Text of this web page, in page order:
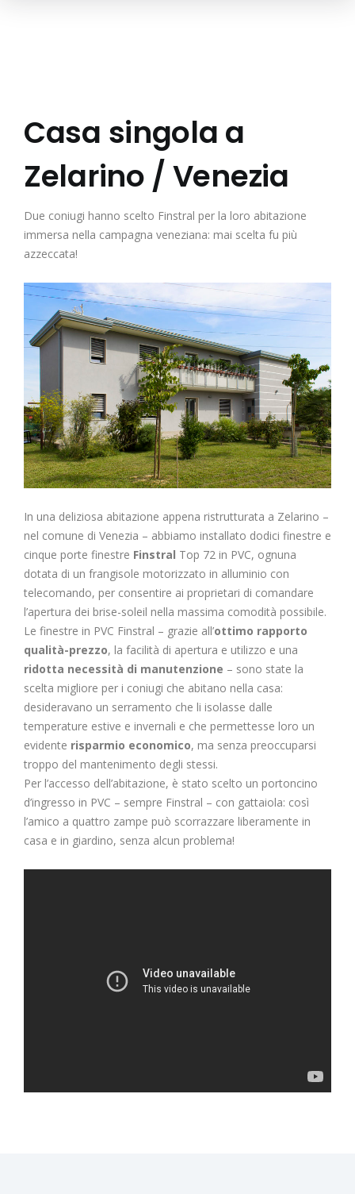
Casa singola a
Zelarino / Venezia
Due coniugi hanno scelto Finstral per la loro abitazione
immersa nella campagna veneziana: mai scelta fu più
azzeccata!
In una deliziosa abitazione appena ristrutturata a Zelarino –
nel comune di Venezia – abbiamo installato dodici finestre e
cinque porte finestre Finstral Top 72 in PVC, ognuna
dotata di un frangisole motorizzato in alluminio con
telecomando, per consentire ai proprietari di comandare
l’apertura dei brise-soleil nella massima comodità possibile.
Le finestre in PVC Finstral – grazie all’ottimo rapporto
qualità-prezzo, la facilità di apertura e utilizzo e una
ridotta necessità di manutenzione – sono state la
scelta migliore per i coniugi che abitano nella casa:
desideravano un serramento che li isolasse dalle
temperature estive e invernali e che permettesse loro un
evidente risparmio economico, ma senza preoccuparsi
troppo del mantenimento degli stessi.
Per l’accesso dell’abitazione, è stato scelto un portoncino
d’ingresso in PVC – sempre Finstral – con gattaiola: così
l’amico a quattro zampe può scorrazzare liberamente in
casa e in giardino, senza alcun problema!